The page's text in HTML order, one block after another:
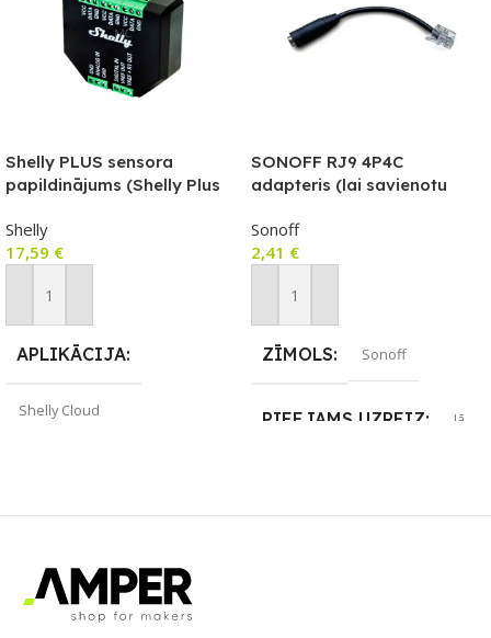
Shelly PLUS sensora
papildinājums (Shelly Plus
Shelly
17,59 €
Pievienot Grozam
APLIKĀCIJA
Shelly Cloud
UZREIZ PIEEJAMAIS
SKAITS
SONOFF RJ9 4P4C
adapteris (lai savienotu
AM2301, DS18B20 vai MS01
sensorus ar Sonoff TH R3
Sonoff
2,41 €
Pievienot Grozam
ZĪMOLS Sonoff
PIEEJAMS UZREIZ Jā